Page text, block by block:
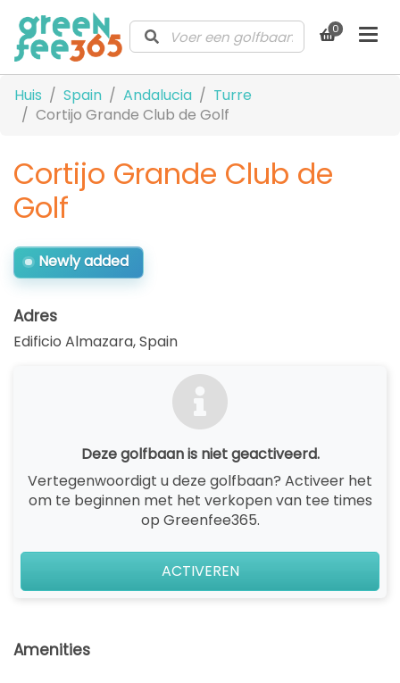
0
Huis Spain Andalucia
Turre
Cortijo Grande Club de Golf
Cortijo Grande Club de
Golf
Newly added
Adres
Edificio Almazara,Spain
Deze golfbaan is niet geactiveerd.
Vertegenwoordigt u deze golfbaan? Activeer het
om te beginnen met het verkopen van tee times
op Greenfee365.
ACTIVEREN
Amenities